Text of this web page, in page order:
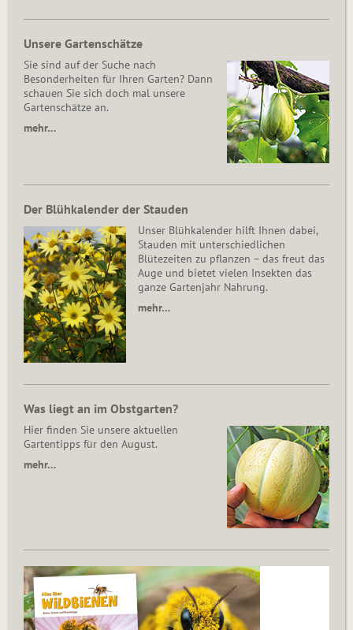
Unsere Gartenschätze
Sie sind auf der Suche nach
Besonderheiten für Ihren Garten? Dann
schauen Sie sich doch mal unsere
Gartenschätze an.
mehr…
Der Blühkalender der Stauden
Unser Blühkalender hilft Ihnen dabei,
Stauden mit unterschiedlichen
Blütezeiten zu pflanzen – das freut das
Auge und bietet vielen Insekten das
ganze Gartenjahr Nahrung.
mehr…
Was liegt an im Obstgarten?
Hier finden Sie unsere aktuellen
Gartentipps für den August.
mehr…